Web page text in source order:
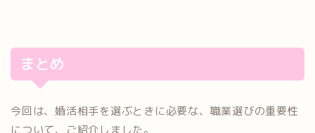
まとめ
今回は、婚活相手を選ぶときに必要な、職業選びの重要性
について、ご紹介しました。